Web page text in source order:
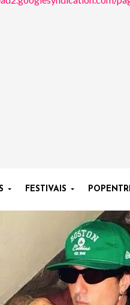
FESTIVAIS